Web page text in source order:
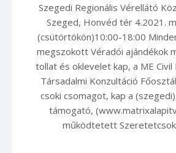
Szegedi Regionális Vérellátó
Szeged, Honvéd tér 4.2021.
(csütörtökön)10:00-18:00
megszokott Véradói ajándékok
tollat és oklevelet kap, a ME Civil
Társadalmi Konzultáció
csoki csomagot, kap a
támogató,
működtetett